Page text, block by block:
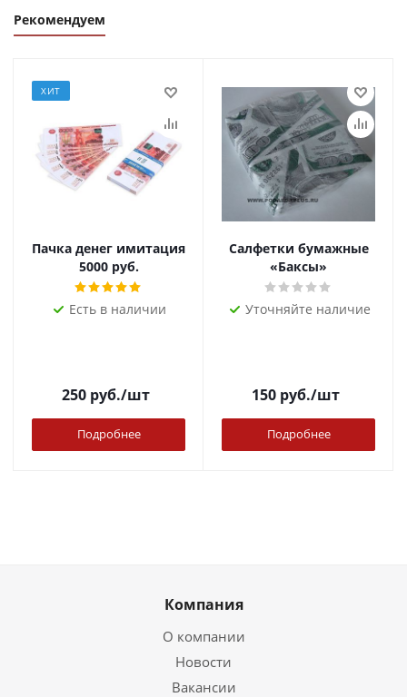
Рекомендуем
ХИТ
Пачка денег имитация
5000 руб.
Есть в наличии
250руб./шт
Подробнее
Салфетки бумажные
«Баксы»
Уточняйте наличие
150руб./шт
Подробнее
Компания
О компании
Новости
Вакансии